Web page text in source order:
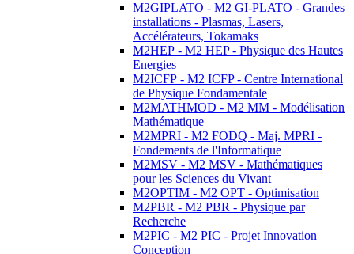
M2GIPLATO - M2 GI-PLATO - Grandes
installations - Plasmas, Lasers,
Accélérateurs, Tokamaks
M2HEP - M2 HEP - Physique des Hautes
Energies
M2ICFP - M2 ICFP - Centre International
de Physique Fondamentale
M2MATHMOD - M2 MM - Modélisation
Mathématique
M2MPRI - M2 FODQ - Maj. MPRI -
Fondements de l'Informatique
M2MSV - M2 MSV - Mathématiques
pour les Sciences du Vivant
M2OPTIM - M2 OPT - Optimisation
M2PBR - M2 PBR - Physique par
Recherche
M2PIC - M2 PIC - Projet Innovation
Conception